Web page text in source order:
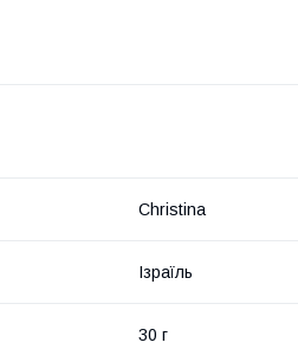
Christina
Ізраїль
30 г